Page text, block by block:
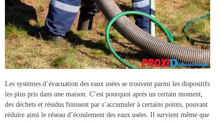
Les systèmes d’évacuation des eaux usées se trouvent parmi les dispositifs
les plus pris dans une maison. C’est pourquoi après un certain moment,
des déchets et résidus finissent par s’accumuler à certains points, pouvant
réduire ainsi le réseau d’écoulement des eaux usées. Il survient même que